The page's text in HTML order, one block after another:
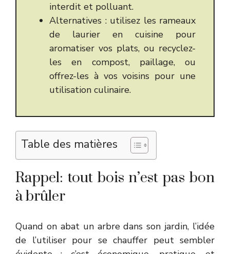
interdit et polluant.
Alternatives : utilisez les rameaux
de laurier en cuisine pour
aromatiser vos plats, ou recyclez-
les en compost, paillage, ou
offrez-les à vos voisins pour une
utilisation culinaire.
Table des matières
Rappel: tout bois n’est pas bon
à brûler
Quand on abat un arbre dans son jardin, l’idée
de l’utiliser pour se chauffer peut sembler